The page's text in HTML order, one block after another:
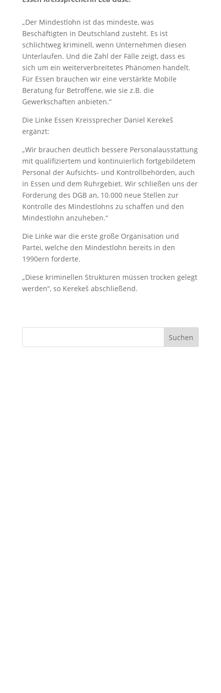
„Der Mindestlohn ist das mindeste, was
Beschäftigten in Deutschland zusteht. Es ist
schlichtweg kriminell, wenn Unternehmen diesen
Unterlaufen. Und die Zahl der Fälle zeigt, dass es
sich um ein weiterverbreitetes Phänomen handelt.
Für Essen brauchen wir eine verstärkte Mobile
Beratung für Betroffene, wie sie z.B. die
Gewerkschaften anbieten.“
Die Linke Essen Kreissprecher Daniel Kerekeš
ergänzt:
„Wir brauchen deutlich bessere Personalausstattung
mit qualifiziertem und kontinuierlich fortgebildetem
Personal der Aufsichts- und Kontrollbehörden, auch
in Essen und dem Ruhrgebiet. Wir schließen uns der
Forderung des DGB an, 10.000 neue Stellen zur
Kontrolle des Mindestlohns zu schaffen und den
Mindestlohn anzuheben.“
Die Linke war die erste große Organisation und
Partei, welche den Mindestlohn bereits in den
1990ern forderte.
„Diese kriminellen Strukturen müssen trocken gelegt
werden“, so Kerekeš abschließend.